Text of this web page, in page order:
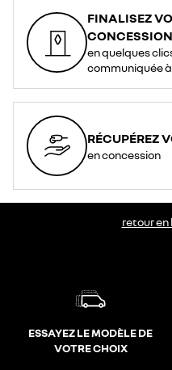
FINALISEZ
CONCESSION
en quelques
communiquée
RÉCUPÉREZ
en concession
retour
ESSAYEZ LE MODÈLE DE
VOTRE CHOIX